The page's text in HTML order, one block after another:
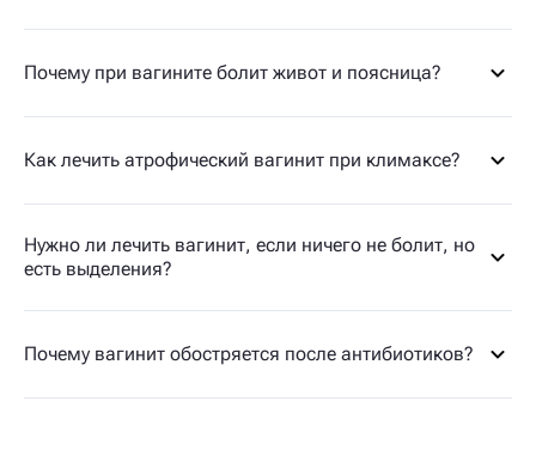
Почему при вагините болит живот и поясница?
Как лечить атрофический вагинит при климаксе?
Нужно ли лечить вагинит, если ничего не болит, но
есть выделения?
Почему вагинит обостряется после антибиотиков?